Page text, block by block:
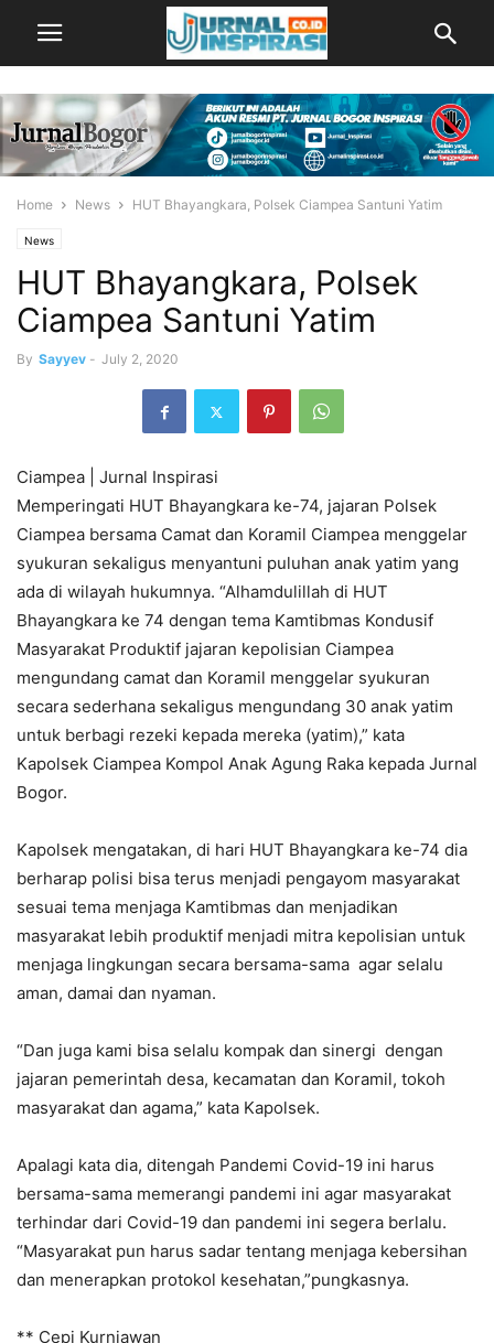
Home News HUT Bhayangkara, Polsek Ciampea Santuni Yatim
News
HUT Bhayangkara, Polsek
Ciampea Santuni Yatim
By Sayyev - July 2, 2020
Ciampea | Jurnal Inspirasi
Memperingati HUT Bhayangkara ke-74, jajaran Polsek
Ciampea bersama Camat dan Koramil Ciampea menggelar
syukuran sekaligus menyantuni puluhan anak yatim yang
ada di wilayah hukumnya. “Alhamdulillah di HUT
Bhayangkara ke 74 dengan tema Kamtibmas Kondusif
Masyarakat Produktif jajaran kepolisian Ciampea
mengundang camat dan Koramil menggelar syukuran
secara sederhana sekaligus mengundang 30 anak yatim
untuk berbagi rezeki kepada mereka (yatim),” kata
Kapolsek Ciampea Kompol Anak Agung Raka kepada Jurnal
Bogor.
Kapolsek mengatakan, di hari HUT Bhayangkara ke-74 dia
berharap polisi bisa terus menjadi pengayom masyarakat
sesuai tema menjaga Kamtibmas dan menjadikan
masyarakat lebih produktif menjadi mitra kepolisian untuk
menjaga lingkungan secara bersama-sama agar selalu
aman, damai dan nyaman.
“Dan juga kami bisa selalu kompak dan sinergi dengan
jajaran pemerintah desa, kecamatan dan Koramil, tokoh
masyarakat dan agama,” kata Kapolsek.
Apalagi kata dia, ditengah Pandemi Covid-19 ini harus
bersama-sama memerangi pandemi ini agar masyarakat
terhindar dari Covid-19 dan pandemi ini segera berlalu.
“Masyarakat pun harus sadar tentang menjaga kebersihan
dan menerapkan protokol kesehatan,”pungkasnya.
** Cepi Kurniawan